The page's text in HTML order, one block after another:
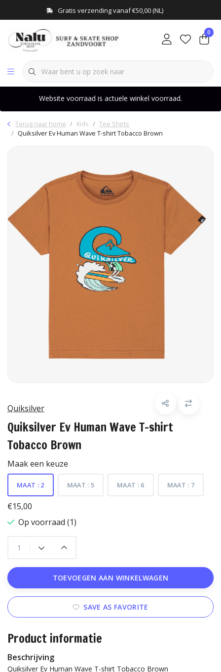
Gratis verzending vanaf €50,00 (NL)
0
Website voorraad is actuele winkel voorraad.
Terug naar home Kids
Tee Shirts
Quiksilver Ev Human Wave T-shirt Tobacco Brown
Quiksilver
Quiksilver Ev Human Wave T-shirt
Tobacco Brown
Maak een keuze
MAAT : 2 MAAT : 5 MAAT : 6 MAAT : 7
€15,00
Op voorraad (1)
TOEVOEGEN AAN WINKELWAGEN
SAVE AS FAVORITE
Product informatie
Beschrijving
Quiksilver Ev Human Wave T-shirt Tobacco Brown